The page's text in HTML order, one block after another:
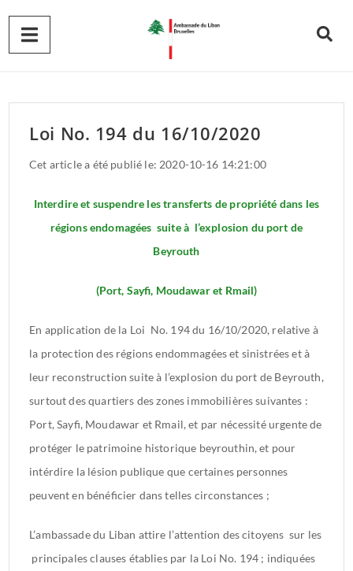
Loi No. 194 du 16/10/2020
Cet article a été publié le: 2020-10-16 14:21:00
Interdire et suspendre les transferts de propriété dans les
régions endomagées suite à l’explosion du port de
Beyrouth
(Port, Sayfi, Moudawar et Rmail)
En application de la Loi No. 194 du 16/10/2020, relative à
la protection des régions endommagées et sinistrées et à
leur reconstruction suite à l’explosion du port de Beyrouth,
surtout des quartiers des zones immobilières suivantes :
Port, Sayfi, Moudawar et Rmail, et par nécessité urgente de
protéger le patrimoine historique beyrouthin, et pour
intérdire la lésion publique que certaines personnes
peuvent en bénéficier dans telles circonstances ;
L’ambassade du Liban attire l’attention des citoyens sur les
principales clauses établies par la Loi No. 194 ; indiquées